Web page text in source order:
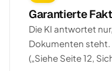
Garantierte
Die KI antwortet
Dokumenten steht.
(„Siehe Seite 12,